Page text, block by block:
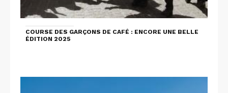
COURSE DES GARÇONS DE CAFÉ : ENCORE UNE BELLE
ÉDITION 2025